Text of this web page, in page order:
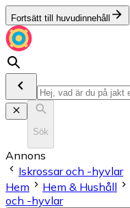
Fortsätt till huvudinnehåll
Sök
Annons
Iskrossar och -hyvlar
Hem
Hem & Hushåll
och -hyvlar